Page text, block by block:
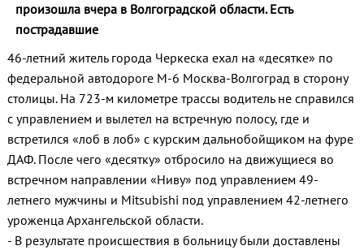
произошла вчера в Волгоградской области. Есть
пострадавшие
46-летний житель города Черкеска ехал на «десятке» по
федеральной автодороге М-6 Москва-Волгоград в сторону
столицы. На 723-м километре трассы водитель не справился
с управлением и вылетел на встречную полосу, где и
встретился «лоб в лоб» с курским дальнобойщиком на фуре
ДАФ. После чего «десятку» отбросило на движущиеся во
встречном направлении «Ниву» под управлением 49-
летнего мужчины и Mitsubishi под управлением 42-летнего
уроженца Архангельской области.
- В результате происшествия в больницу были доставлены